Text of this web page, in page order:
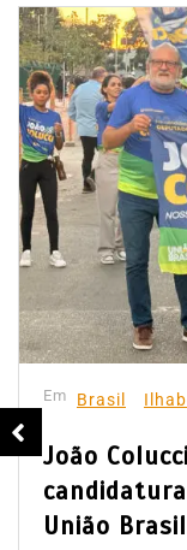
Em Brasil
João
União Brasil